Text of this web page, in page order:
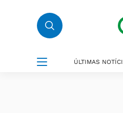
ÚLTIMAS